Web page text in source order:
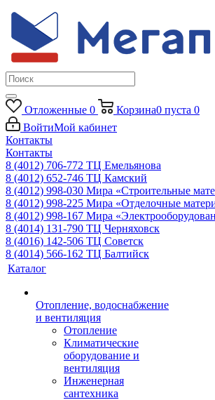
Отложенные 0 Корзина0 пуста 0
ВойтиМой кабинет
Контакты
Контакты
8 (4012) 706-772 ТЦ Емельянова
8 (4012) 652-746 ТЦ Камский
8 (4012) 998-030 Мира «Строительные
8 (4012) 998-225 Мира «Отделочные
8 (4012) 998-167 Мира
8 (4014) 131-790 ТЦ Черняховск
8 (4016) 142-506 ТЦ Советск
8 (4014) 566-162 ТЦ Балтийск
Каталог
Отопление, водоснабжение
и вентиляция
Отопление
Климатические
оборудование и
вентиляция
Инженерная
сантехника